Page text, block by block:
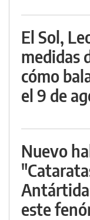
El Sol,
medidas
cómo
el 9 de
Nuevo
este